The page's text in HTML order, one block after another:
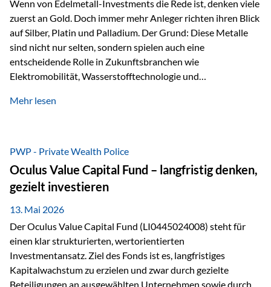
Wenn von Edelmetall-Investments die Rede ist, denken viele
zuerst an Gold. Doch immer mehr Anleger richten ihren Blick
auf Silber, Platin und Palladium. Der Grund: Diese Metalle
sind nicht nur selten, sondern spielen auch eine
entscheidende Rolle in Zukunftsbranchen wie
Elektromobilität, Wasserstofftechnologie und
Faktoren für Investoren – begrenztes Angebot und
klassischer „Sicherheitsanker“ gilt, bieten Silber, Platin und
Palladium zusätzlich die Chance, von technologischen
Entwicklungen zu profitieren. Die Nachfrage entsteht nicht
nur durch Anleger, sondern vor allem durch die Industrie.
Gerade in…
Mehr lesen
PWP - Private Wealth Police
Oculus Value Capital Fund – langfristig denken,
gezielt investieren
13. Mai 2026
Der Oculus Value Capital Fund (LI0445024008) steht für
einen klar strukturierten, wertorientierten
Investmentansatz. Ziel des Fonds ist es, langfristiges
Kapitalwachstum zu erzielen und zwar durch gezielte
Beteiligungen an ausgewählten Unternehmen sowie durch